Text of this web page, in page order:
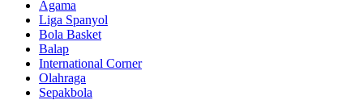
Agama
Liga Spanyol
Bola Basket
Balap
International Corner
Olahraga
Sepakbola